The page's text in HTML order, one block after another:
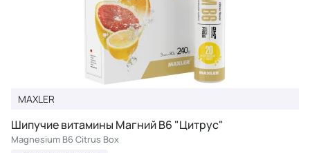
MAXLER
Шипучие витамины Магний В6 "Цитрус"
Magnesium B6 Citrus Box